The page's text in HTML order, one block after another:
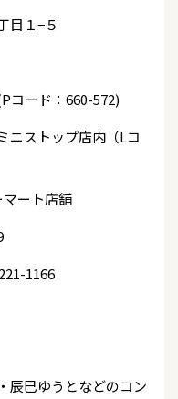
目１−５
コード：660-572)
ストップ店内（Lコ
ート店舗
1166
辰巳ゆうとなどのコン